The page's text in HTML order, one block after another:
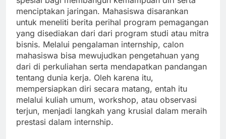
menciptakan jaringan. Mahasiswa disarankan
untuk meneliti berita perihal program pemagangan
yang disediakan dari dari program studi atau mitra
bisnis. Melalui pengalaman internship, calon
mahasiswa bisa mewujudkan pengetahuan yang
dari di perkuliahan serta mendapatkan pandangan
tentang dunia kerja. Oleh karena itu,
mempersiapkan diri secara matang, entah itu
melalui kuliah umum, workshop, atau observasi
terjun, menjadi langkah yang krusial dalam meraih
prestasi dalam internship.